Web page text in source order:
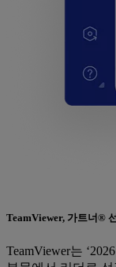
TeamViewer, 가트너®
TeamViewer는